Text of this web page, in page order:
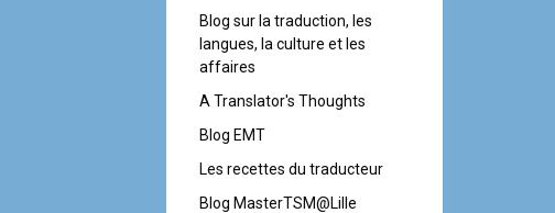
Blog sur la traduction, les
langues, la culture et les
affaires
A Translator's Thoughts
Blog EMT
Les recettes du traducteur
Blog MasterTSM@Lille